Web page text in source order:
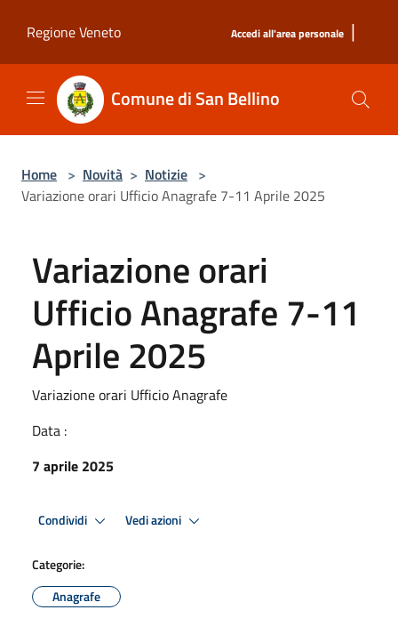
Regione Veneto
Accedi all'area personale |
Comune di San Bellino
Home > Novità > Notizie >
Variazione orari Ufficio Anagrafe 7-11 Aprile 2025
Variazione orari
Ufficio Anagrafe 7-11
Aprile 2025
Variazione orari Ufficio Anagrafe
Data :
7 aprile 2025
Condividi Vedi azioni
Categorie:
Anagrafe